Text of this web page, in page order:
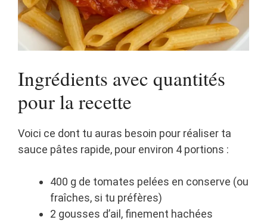
Ingrédients avec quantités
pour la recette
Voici ce dont tu auras besoin pour réaliser ta
sauce pâtes rapide, pour environ 4 portions :
400 g de tomates pelées en conserve (ou
fraîches, si tu préfères)
2 gousses d’ail, finement hachées